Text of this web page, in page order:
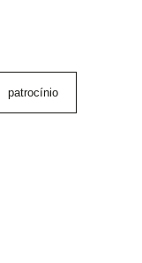
patrocínio